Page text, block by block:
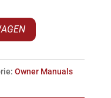
Owner Manuals